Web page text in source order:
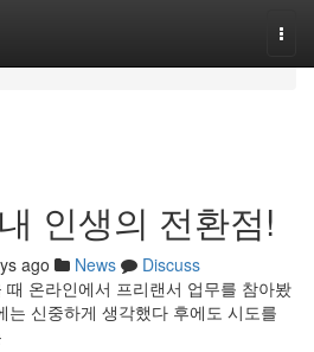
인생의 전환점!
ago News
Discuss
온라인에서 프리랜서 업무를 참아봤
는 신중하게 생각했다 후에도 시도를